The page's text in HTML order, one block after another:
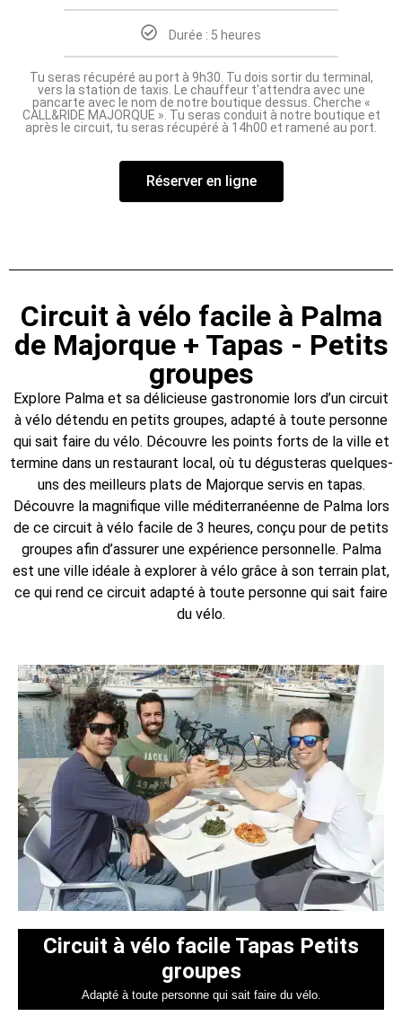
Durée : 5 heures
Tu seras récupéré au port à 9h30. Tu dois sortir du terminal,
vers la station de taxis. Le chauffeur t'attendra avec une
pancarte avec le nom de notre boutique dessus. Cherche «
CALL&RIDE MAJORQUE ». Tu seras conduit à notre boutique et
après le circuit, tu seras récupéré à 14h00 et ramené au port.
Réserver en ligne
Circuit à vélo facile à Palma
de Majorque + Tapas - Petits
groupes
Explore Palma et sa délicieuse gastronomie lors d’un circuit
à vélo détendu en petits groupes, adapté à toute personne
qui sait faire du vélo. Découvre les points forts de la ville et
termine dans un restaurant local, où tu dégusteras quelques-
uns des meilleurs plats de Majorque servis en tapas.
Découvre la magnifique ville méditerranéenne de Palma lors
de ce circuit à vélo facile de 3 heures, conçu pour de petits
groupes afin d’assurer une expérience personnelle. Palma
est une ville idéale à explorer à vélo grâce à son terrain plat,
ce qui rend ce circuit adapté à toute personne qui sait faire
du vélo.
Circuit à vélo facile Tapas Petits
groupes
Adapté à toute personne qui sait faire du vélo.